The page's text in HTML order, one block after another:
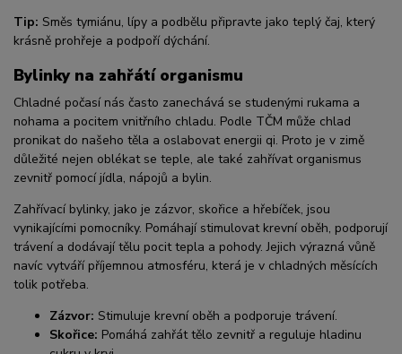
Tip: Směs tymiánu, lípy a podbělu připravte jako teplý čaj, který
krásně prohřeje a podpoří dýchání.
Bylinky na zahřátí organismu
Chladné počasí nás často zanechává se studenými rukama a
nohama a pocitem vnitřního chladu. Podle TČM může chlad
pronikat do našeho těla a oslabovat energii qi. Proto je v zimě
důležité nejen oblékat se teple, ale také zahřívat organismus
zevnitř pomocí jídla, nápojů a bylin.
Zahřívací bylinky, jako je zázvor, skořice a hřebíček, jsou
vynikajícími pomocníky. Pomáhají stimulovat krevní oběh, podporují
trávení a dodávají tělu pocit tepla a pohody. Jejich výrazná vůně
navíc vytváří příjemnou atmosféru, která je v chladných měsících
tolik potřeba.
Zázvor: Stimuluje krevní oběh a podporuje trávení.
Skořice: Pomáhá zahřát tělo zevnitř a reguluje hladinu